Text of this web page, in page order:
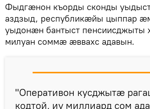
Фыдгӕнон къорды сконды
аздзыд, республикӕйы цыппар
уыдонӕн бантыст пенсиисджыты
милуан соммӕ ӕввахс адавын.
"Оперативон кусджытӕ
кодтой, иу миллиард сом